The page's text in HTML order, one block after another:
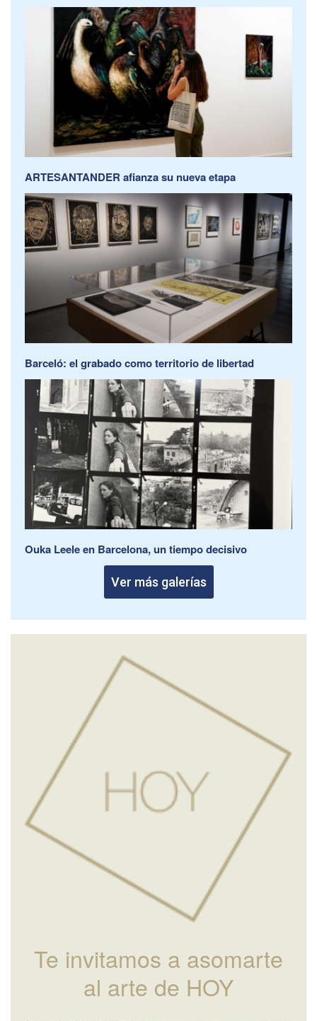
ARTESANTANDER afianza su nueva etapa
Barceló: el grabado como territorio de libertad
Ouka Leele en Barcelona, un tiempo decisivo
Ver más galerías
Te invitamos a asomarte
al arte de HOY